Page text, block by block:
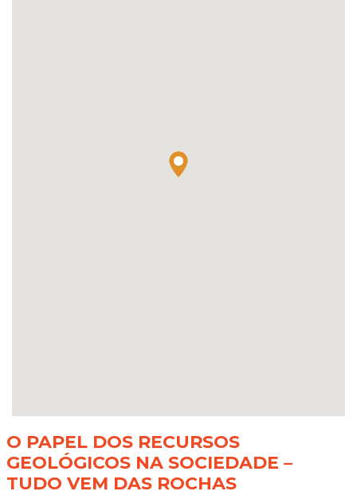
O PAPEL DOS RECURSOS
GEOLÓGICOS NA SOCIEDADE –
TUDO VEM DAS ROCHAS